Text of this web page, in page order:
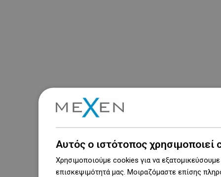
Αυτός ο ιστότοπος χρησιμοποιεί
Χρησιμοποιούμε cookies για να
επισκεψιμότητά μας. Μοιραζόμαστε επίσης